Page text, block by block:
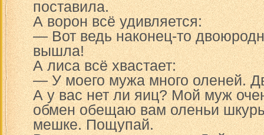
поставила.
А ворон всё удивляется:
— Вот ведь наконец-то
вышла!
А лиса всё хвастает:
— У моего мужа много оленей.
А у вас нет ли яиц? Мой муж
обмен обещаю вам оленьи
мешке. Пощупай.